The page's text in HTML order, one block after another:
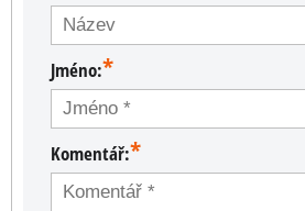
Jméno:*
Komentář:*